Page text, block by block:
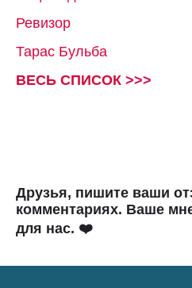
Ревизор
Тарас Бульба
ВЕСЬ СПИСОК >>>
Друзья, пишите ваши
комментариях. Ваше
для нас. ❤️